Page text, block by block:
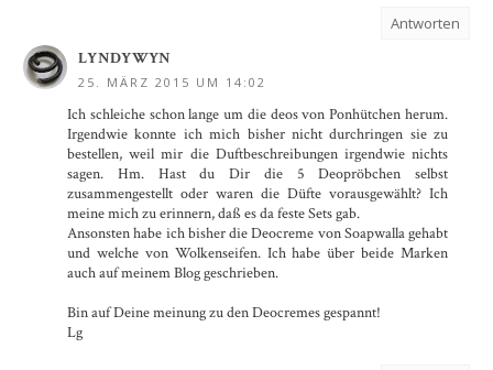
Antworten
LYNDYWYN
25. MÄRZ 2015 UM 14:02
Ich schleiche schon lange um die deos von Ponhütchen herum.
Irgendwie konnte ich mich bisher nicht durchringen sie zu
bestellen, weil mir die Duftbeschreibungen irgendwie nichts
sagen. Hm. Hast du Dir die 5 Deopröbchen selbst
zusammengestellt oder waren die Düfte vorausgewählt? Ich
meine mich zu erinnern, daß es da feste Sets gab.
Ansonsten habe ich bisher die Deocreme von Soapwalla gehabt
und welche von Wolkenseifen. Ich habe über beide Marken
auch auf meinem Blog geschrieben.
Bin auf Deine meinung zu den Deocremes gespannt!
Lg